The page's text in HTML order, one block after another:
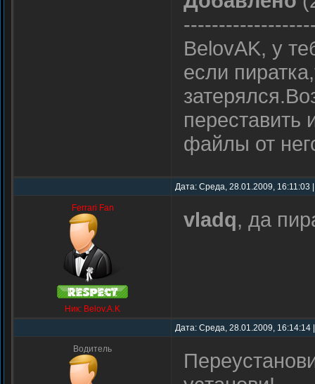
BelovAK, у
если
переставить
файлы от
Дата: Среда, 28.01.2009,
Ferrari Fan
Ник: Belov.A.K
vladq, да
Дата: Среда, 28.01.2009,
Водитель